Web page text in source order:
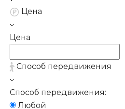
Цена
Цена
Способ передвижения
Способ передвижения:
Любой